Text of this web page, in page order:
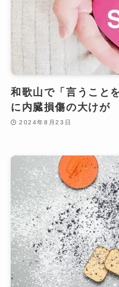
和歌山で「言うこと
に内臓損傷の大けが
2024年8月23日